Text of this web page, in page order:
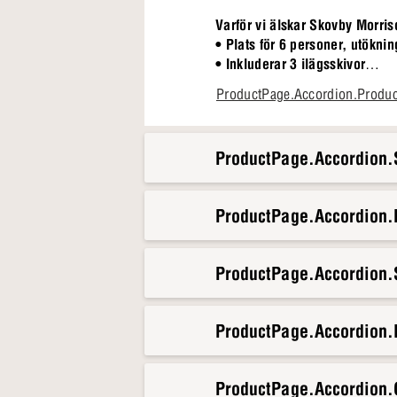
Varför vi älskar Skovby
• Plats för 6 personer,
• Inkluderar 3 ilägsskivor
• Wenge-färgade ben i
livliga kvällar med vänner
gemenskap. Det är en möbel